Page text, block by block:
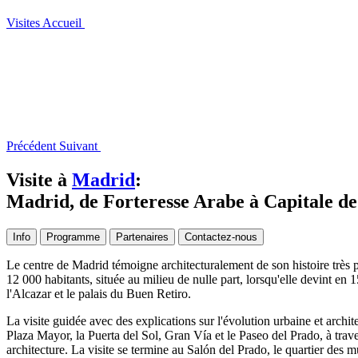
Visites Accueil
Précédent Suivant
Visite à Madrid:
Madrid, de Forteresse Arabe à Capitale
Info Programme Partenaires Contactez-nous
Le centre de Madrid témoigne architecturalement de son histoire
12 000 habitants, située au milieu de nulle part, lorsqu'elle devint en
l'Alcazar et le palais du Buen Retiro.
La visite guidée avec des explications sur l'évolution urbaine et
Plaza Mayor, la Puerta del Sol, Gran Vía et le Paseo del Prado, à
architecture. La visite se termine au Salón del Prado, le quartier des